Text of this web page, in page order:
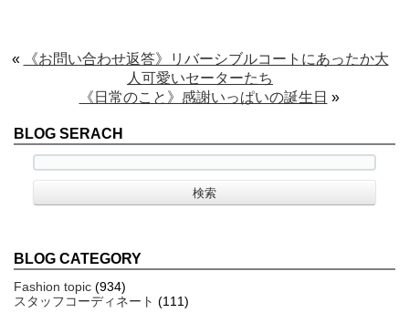
«
《お問い合わせ返答》リバーシブルコートにあったか大
人可愛いセーターたち
《日常のこと》感謝いっぱいの誕生日 »
BLOG SERACH
BLOG CATEGORY
Fashion topic (934)
スタッフコーディネート (111)